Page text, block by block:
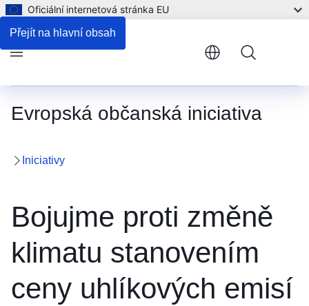
Přejít na hlavní obsah
Oficiální internetová stránka EU
Evropská občanská iniciativa
Iniciativy
Bojujme proti změně
klimatu stanovením
ceny uhlíkových emisí